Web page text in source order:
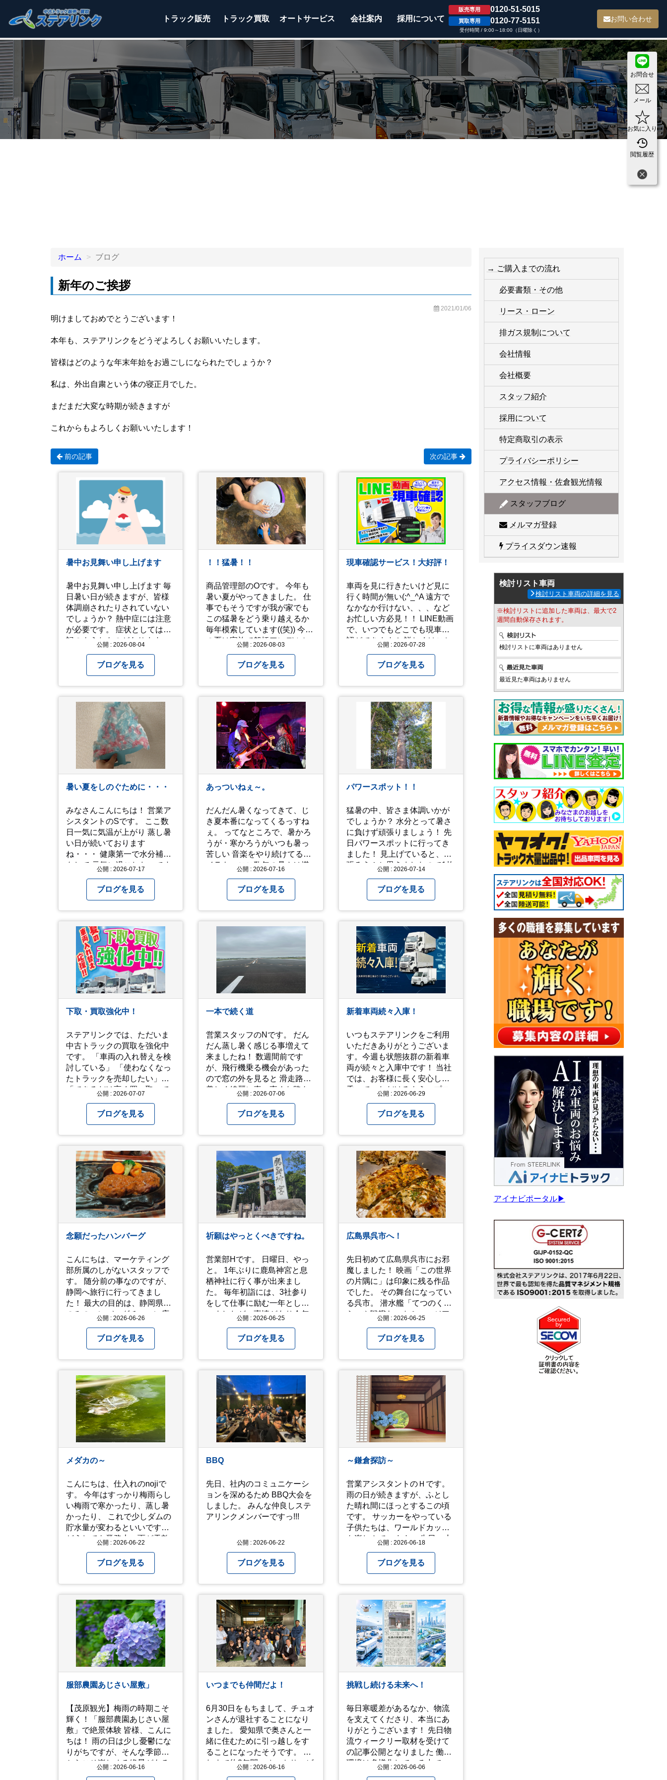
トラック販売 トラック買取 オートサービス 会社案内 採用について
販売専用 0120-51-5015
買取専用 0120-77-5151
受付時間 / 9:00～18:00（日曜除く）
お問い合わせ
お問合せ
メール
お気に入り
閲覧履歴
ホーム ブログ
新年のご挨拶
2021/01/06
明けましておめでとうございます！
本年も、ステアリンクをどうぞよろしくお願いいたします。
皆様はどのような年末年始をお過ごしになられたでしょうか？
私は、外出自粛という体の寝正月でした。
まだまだ大変な時期が続きますが
これからもよろしくお願いいたします！
前の記事 次の記事
暑中お見舞い申し上げます
暑中お見舞い申し上げます 毎
日暑い日が続きますが、皆様
体調崩されたりされていない
でしょうか？ 熱中症には注意
が必要です。 症状としては下
記のようなものがあります。
状2 筋肉痛や筋肉のけいれん
症状3 体のだるさや吐き気 症
状4 汗のかきかたがおかしい
症状5 体温が高い、皮ふの異
常 症状6 呼びかけに反応しな
い、まっすぐ歩けない 症状7
水分補給ができない もし、熱
中症かなと思ったら… □すぐ
に医療機関へ相談、または救
急車を呼びましょう □涼しい
場所へ移動しましょう □衣服
を脱がし、体を冷やして体温
を下げましょう □塩分や水分
命を守って、夏を乗り切りま
しょう！
公開 : 2026-08-04
ブログを見る
！！猛暑！！
商品管理部のOです。 今年も
暑い夏がやってきました。 仕
事でもそうですが我が家でも
この猛暑をどう乗り越えるか
毎年模索しています((笑)) 今年
の夏は家族で船橋アンデルセ
いっきり水遊びをさせまし
た。 2人でびしょ濡れになり
ながら沢山遊んでくれまし
た。 さて、来年の猛暑はどう
乗り越えるかまた模索してみ
ようと思います。
公開 : 2026-08-03
ブログを見る
現車確認サービス！大好評！
車両を見に行きたいけど見に
行く時間が無い(;^_^A 遠方で
なかなか行けない、、、など
お忙しい方必見！！ LINE動画
で、いつでもどこでも現車確
認ができます！ 詳しくはこち
https://www.steerlink.co.jp/truckinfo/live/
公開 : 2026-07-28
ブログを見る
暑い夏をしのぐために・・・
みなさんこんにちは！ 営業ア
シスタントのSです。 ここ数
日一気に気温が上がり 蒸し暑
い日が続いております
ね・・・ 健康第一で水分補給
をして 元気に過ごしたいです
でもなかなか外遊びが出来ず
工作をしています♪ 他にもおす
すめの過ごし方があったら ぜ
ひ教えてください＾＾ 暑さを
乗り越えましょう！！！
公開 : 2026-07-17
ブログを見る
あっついねぇ～。
だんだん暑くなってきて、じ
き夏本番になってくるっすね
ぇ。 ってなところで、暑かろ
うが・寒かろうがいつも暑っ
苦しい 音楽をやり続けてるオ
イラも、ここ数年の暑さは堪
は写真と動画上げときます。
昨年秋に、娘とのユニットで
「人間椅子」のカバーバンド
「人間イヌ」のライブ画像＆
しており、娘のファンからも
アップしてくれと たくさんお
願いされてやす。本人から
「メッ！」とされているので
ここだけの公開とします。 非
常に暑苦しいのでご観覧され
る方は、ご注意くださいま
せ。 では、熱中症に気を付け
https://youtu.be/QWVP8qzpsUE
公開 : 2026-07-16
ブログを見る
パワースポット！！
猛暑の中、皆さま体調いかが
でしょうか？ 水分とって暑さ
に負けず頑張りましょう！ 先
日パワースポットに行ってき
ました！ 見上げていると、頑
張ろう！と思えましたので1枚
公開 : 2026-07-14
ブログを見る
下取・買取強化中！
ステアリンクでは、ただいま
中古トラックの買取を強化中
です。 「車両の入れ替えを検
討している」 「使わなくなっ
たトラックを売却したい」
「できるだけ高く買い取って
ひ一度ご相談ください。 高年
式車はもちろん、走行距離が
多い車両も積極的に査定して
います。全国のお客様から多
くのお問い合わせをいただい
ており、豊富な販売ネットワ
ークを活かした高価買取が可
能です。
公開 : 2026-07-07
ブログを見る
一本で続く道
営業スタッフのNです。 だん
だん蒸し暑く感じる事増えて
来ましたね！ 数週間前です
が、飛行機乗る機会があった
ので窓の外を見ると 滑走路の
美しく綺麗に真っ直ぐな路を
い出したりしました… 心が洗
われるような気持ちにもなり
ました。 たまにこういう景色
も見るのも、いいものです
ね！(^^ゞ これから暑さ本番に
なりますが皆様方くれぐれも
ご自愛ください
公開 : 2026-07-06
ブログを見る
新着車両続々入庫！
いつもステアリンクをご利用
いただきありがとうございま
す。今週も状態抜群の新着車
両が続々と入庫中です！ 当社
では、お客様に長く安心して
乗っていただけるよう、プロ
りを細かくチェック。確かな
「高品質」と納得できた即戦
力車両のみを厳選して仕入れ
ています。自慢のラインナッ
プを、ぜひお早めにご確認く
ださい！
公開 : 2026-06-29
ブログを見る
念願だったハンバーグ
こんにちは、マーケティング
部所属のしがないスタッフで
す。 随分前の事なのですが、
静岡へ旅行に行ってきまし
た！ 最大の目的は、静岡県内
のみのハンバーグチェーン店
事。実は10年ぐらい前からず
っと食べたいと思っていたの
ですがなかなか機会が無く、
今回ようやく叶いました。 当
日は開店前から整理券をもら
って待機する事になったので
すが、、10時頃にもらった整
理券で、お店に入れるのは12
時過ぎ頃でした。大人気とは
聞いていましたがここまでと
は、、！！ 駅前ショッピング
モール内の店舗だったのでお
買い物をしつつ待機して遂に
入店。ハンバーグはレアな焼
き加減でとってもジューシー
で最高に美味しかったで
す！！目の前で店員さんがカ
ットしてくれるのもとっても
良かったです。 これは何個で
も行けてしまう勢
い、、！！！ 皆様も静岡へ行
く予定がありましたら是非と
も召し上がって見てくださ
い！予約は行っていないよう
なので、時と場合とタイミン
グと要相談です、、！！！
公開 : 2026-06-26
ブログを見る
祈願はやっとくべきですね。
営業部Hです。 日曜日、やっ
と。 1年ぶりに鹿島神宮と息
栖神社に行く事が出来まし
た。 毎年初詣には、3社参り
をして仕事に励む一年として
いましたが、事情があり今年
宮のみ参拝。 今年一年の祈願
をしていないせいか？ 年始か
らですが、周りであまり良い
ことが耳に入らずで。気掛か
りな事がいくつか...。 年始か
ら、あっという間に半年が過
ぎやっとこさ。 3日後のこ
と。不思議ですね。 気にかか
る事1つ目。友人の長期入院か
ら退院の知らせあり！ 気にか
かる事2つ目。疎遠だった知人
の訪問あり！ 気にかかるetcが
徐々に....。 気の持ちようと、
タイミングかもしれません
が。お宮参りはお薦めです。
公開 : 2026-06-25
ブログを見る
広島県呉市へ！
先日初めて広島県呉市にお邪
魔しました！ 映画「この世界
の片隅に」は印象に残る作品
でした。 その舞台になってい
る呉市。 潜水艦「てつのくじ
ら」や戦艦ヤマトミュージア
戦後の街の様子を知ることが
できました。 戦争についての
情報は胸の痛む内容もありま
すが、 改めて色々考えること
ができるので、行って本当に
良かったです！ そして美味し
い物もたくさん。 写真は地元
のスーパーで買った自分への
お土産たち。 お好み焼きもや
っぱり美味しいですね！ 広島
また遊びに行きたいです♪
公開 : 2026-06-25
ブログを見る
メダカの～
こんにちは、仕入れのnojiで
す。 今年はすっかり梅雨らし
い梅雨で寒かったり、蒸し暑
かったり、 これで少しダムの
貯水量が変わるといいです。
どうしても業務上、雨が天敵
には水は欠かせないので 恵の
雨というこばのとおり、雨の
日は雨の日にできることを考
えてきたいものです。 さて、
すっかり題名とは違う話にな
ってしまいましたが、お家に
は代々10年以上続く ヒメダカ
がいますが、そのメダカの池
にはトンボが卵を産んで、ヤ
ゴがいたり、変な虫が いたり
します。ヤゴはメダカを食べ
てしまうのでほんとは別にし
たいのですが、トンボに かえ
るところが見たくて飼ってみ
ました。 が、途中までかえり
そうでしたが、だめなようで
した。 秋にはたくさんのトン
ボが飛んでいますが、自然の
中で成虫にかえるというのは
厳しいんだなと 実感しまし
公開 : 2026-06-22
ブログを見る
BBQ
先日、社内のコミュニケーシ
ョンを深めるため BBQ大会を
しました。 みんな仲良しステ
アリンクメンバーですっ!!!
公開 : 2026-06-22
ブログを見る
～鎌倉探訪～
営業アシスタントのＨです。
雨の日が続きますが、ふとし
た晴れ間にほっとするこの頃
です。 サッカーをやっている
子供たちは、ワールドカップ
を楽しんでいます。 先日、小
て参りました。 アジサイの時
期で、観光客がとても多かっ
たです。 北鎌倉駅で降りて、
明月院⇒亀ヶ谷坂切通⇒「も
やい工藝」で手仕事の器を購
入⇒お昼ご飯⇒鶴岡八幡宮⇒
江ノ電で大仏へ。 江ノ島は時
間切れで断念！ 明月院のアジ
サイは白にフチが紫のが特に
素敵だと思いました。 中１次
男が小学校の修学旅行で鎌倉
に行った時にお昼を食べてお
勧めという「玉子焼おざわ」
のだし巻き卵はとてもおいし
かったです。 鶴岡八幡宮のハ
スは時期が早かったですが、
来月は見事だろうなぁ。 それ
では、皆さん、梅雨冷えの日
もございますが、お元気でお
過ごし下さい。
公開 : 2026-06-18
ブログを見る
服部農園あじさい屋敷」
【茂原観光】梅雨の時期こそ
輝く！「服部農園あじさい屋
敷」で絶景体験 皆様、こんに
ちは！ 雨の日は少し憂鬱にな
りがちですが、そんな季節だ
からこそ楽しめる絶景がある
公開 : 2026-06-16
いつまでも仲間だよ！
6月30日をもちまして、チュオ
ンさんが退社することになり
ました。 愛知県で奥さんと一
緒に住むために引っ越しをす
ることになったそうです。 こ
れまで約3年間、オートサービ
公開 : 2026-06-16
挑戦し続ける未来へ！
毎日寒暖差があるなか、物流
を支えてくださり、本当にあ
りがとうございます！ 先日物
流ウィークリー取材を受けて
の記事公開となりました 働く
環境は多様化している中で、
公開 : 2026-06-06
→ ご購入までの流れ
必要書類・その他
リース・ローン
排ガス規制について
会社情報
会社概要
スタッフ紹介
採用について
特定商取引の表示
プライバシーポリシー
アクセス情報・佐倉観光情報
スタッフブログ
メルマガ登録
プライスダウン速報
検討リスト車両
検討リスト車両の詳細を見る
※検討リストに追加した車両は、最大で2
週間自動保存されます。
検討リストに車両はありません
最近見た車両はありません
アイナビポータル▶